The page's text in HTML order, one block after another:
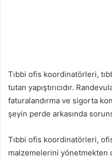
Tıbbi ofis koordinatörleri,
tutan yapıştırıcıdır.
faturalandırma ve sigorta
şeyin perde arkasında
Tıbbi ofis koordinatörleri,
malzemelerini yönetmekten